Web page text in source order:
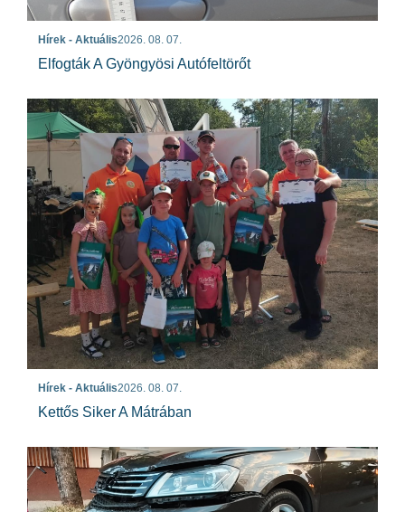
Hírek - Aktuális2026. 08. 07.
Elfogták A Gyöngyösi Autófeltörőt
Hírek - Aktuális2026. 08. 07.
Kettős Siker A Mátrában